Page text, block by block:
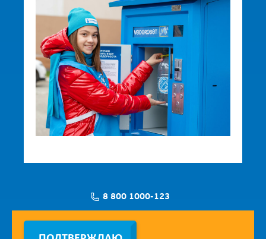
8 800 1000-123
Заявка на установку